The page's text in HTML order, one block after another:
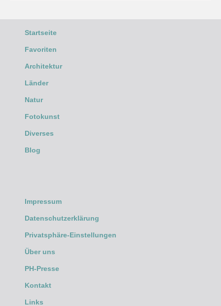
Startseite
Favoriten
Architektur
Länder
Natur
Fotokunst
Diverses
Blog
Impressum
Datenschutzerklärung
Privatsphäre-Einstellungen
Über uns
PH-Presse
Kontakt
Links